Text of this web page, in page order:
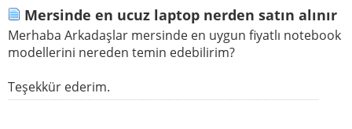
Mersinde en ucuz laptop nerden satın alınır
Merhaba Arkadaşlar mersinde en uygun fiyatlı notebook
modellerini nereden temin edebilirim?
Teşekkür ederim.